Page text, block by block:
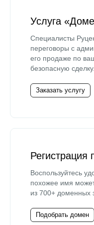
Услуга
Специалисты
переговоры с
его продаже по
безопасную сделку.
Заказать услугу
Регистрация
Воспользуйтесь
похожее имя
из 700+ доменных
Подобрать домен